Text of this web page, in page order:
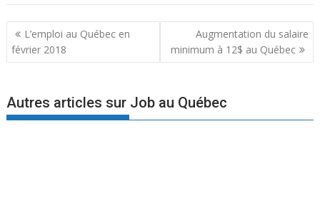
Navigation
de
l’article
L’emploi au Québec en
février 2018
Augmentation du salaire
minimum à 12$ au Québec
Autres articles sur Job au Québec